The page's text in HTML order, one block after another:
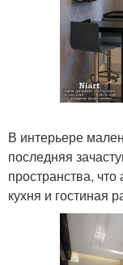
В интерьере
последняя
пространства, что
кухня и гостиная